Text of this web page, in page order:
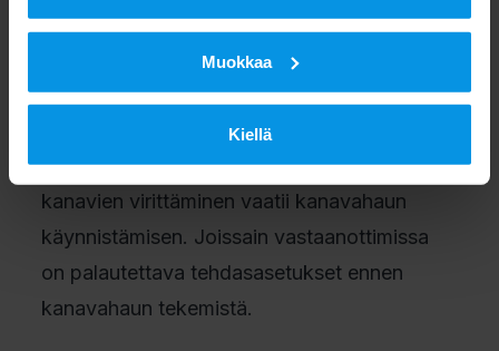
Muokkaa
Kiellä
kannattaa tutustua oman digisovittimen
käyttöohjeeseen. Useimmat vastaanottimet
etsivät uudet kanavat automaattisesti. Mikäli
digisovittimen asetuksissa on määritelty, että
kanavahaku tehdään manuaalisesti, uusien
kanavien virittäminen vaatii kanavahaun
käynnistämisen. Joissain vastaanottimissa
on palautettava tehdasasetukset ennen
kanavahaun tekemistä.